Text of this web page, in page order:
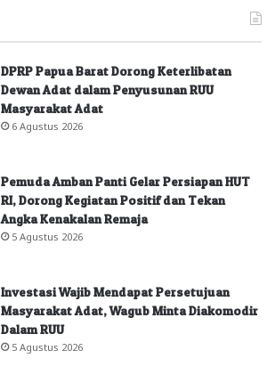
DPRP Papua Barat Dorong Keterlibatan
Dewan Adat dalam Penyusunan RUU
Masyarakat Adat
6 Agustus 2026
Pemuda Amban Panti Gelar Persiapan HUT
RI, Dorong Kegiatan Positif dan Tekan
Angka Kenakalan Remaja
5 Agustus 2026
Investasi Wajib Mendapat Persetujuan
Masyarakat Adat, Wagub Minta Diakomodir
Dalam RUU
5 Agustus 2026